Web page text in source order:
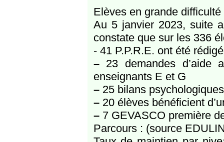
Elèves en grande
Au 5 janvier 2023, suite
constate que sur les 336
- 41 P.P.R.E. ont été
–23 demandes d’aide
enseignants E et G
–25 bilans
–20 élèves bénéficient
–7 GEVASCO première
Parcours : (source